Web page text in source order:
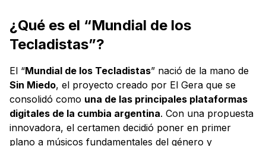
¿Qué es el “Mundial de los
Tecladistas”?
El “Mundial de los Tecladistas” nació de la mano de
Sin Miedo, el proyecto creado por El Gera que se
consolidó como una de las principales plataformas
digitales de la cumbia argentina. Con una propuesta
innovadora, el certamen decidió poner en primer
plano a músicos fundamentales del género y